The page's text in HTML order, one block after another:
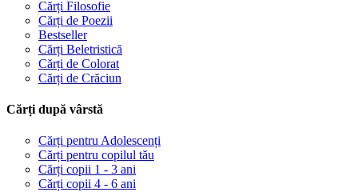
Cărți Filosofie
Cărți de Poezii
Bestseller
Cărți Beletristică
Cărți de Colorat
Cărți de Crăciun
Cărți după vârstă
Cărți pentru Adolescenți
Cărți pentru copilul tău
Cărți copii 1 - 3 ani
Cărți copii 4 - 6 ani